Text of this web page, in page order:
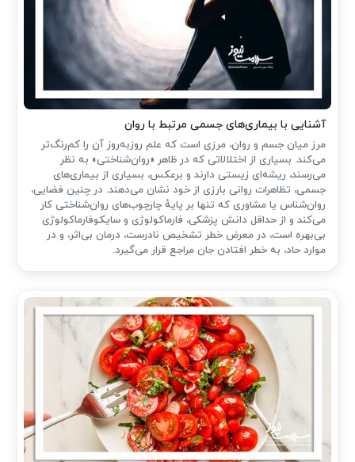
آشنایی با بیماری‌های جسمی مرتبط با روان
مرز میان جسم و روان، مرزی است که علم روزبه‌روز آن را کم‌رنگ‌تر
می‌کند. بسیاری از اختلالاتی که در ظاهر «روان‌شناختی» به نظر
می‌رسند، ریشه‌ای زیستی دارند و برعکس، بسیاری از بیماری‌های
جسمی، تظاهرات روانی بارزی از خود نشان می‌دهند. در چنین فضایی،
روان‌شناس یا مشاوری که تنها بر پایهٔ چارچوب‌های روان‌شناختی کار
می‌کند و از حداقل دانش پزشکی، فارماکولوژی و سایکوفارماکولوژی
بی‌بهره است، در معرض خطر تشخیص نادرست، درمان بی‌اثر، و در
موارد حاد، به خطر افتادن جان مراجع قرار می‌گیرد.